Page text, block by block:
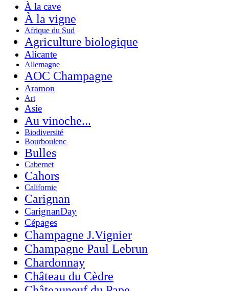
À la cave
À la vigne
Afrique du Sud
Agriculture biologique
Alicante
Allemagne
AOC Champagne
Aramon
Art
Asie
Au vinoche...
Biodiversité
Bourboulenc
Bulles
Cabernet
Cahors
Californie
Carignan
CarignanDay
Cépages
Champagne J.Vignier
Champagne Paul Lebrun
Chardonnay
Château du Cèdre